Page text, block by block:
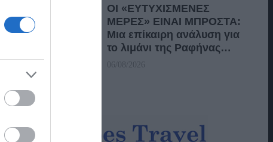
ΟΙ «ΕΥΤΥΧΙΣΜΕΝΕΣ
ΜΕΡΕΣ» ΕΙΝΑΙ ΜΠΡΟΣΤΑ:
Μια επίκαιρη ανάλυση για
το λιμάνι της Ραφήνας…
06/08/2026